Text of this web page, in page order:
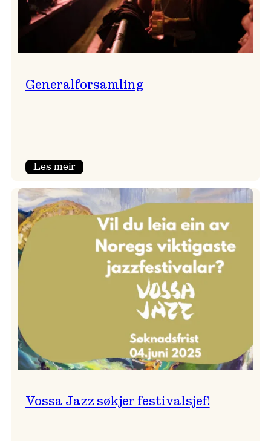
Generalforsamling
Les meir:
Vossa Jazz søkjer festivalsjef!